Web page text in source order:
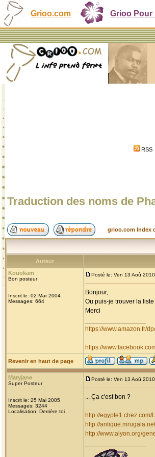
Grioo.com Grioo Pour
RSS
Traduction des noms de
grioo.com Index
Auteur
Kouokam
Bon posteur
Inscrit le: 02 Mar 2004
Messages: 664
Posté le: Ven 13 Aoû
Bonjour,
Ou puis-je trouver la
Merci
https://www.amazon.fr/
https://
Revenir en haut de page
Maryjane
Super Posteur
Inscrit le: 25 Mai 2005
Messages: 3244
Localisation: Derrière toi
Posté le: Ven 13 Aoû
... Ça c'est bon ?
http://egypte1.chez.com/
http://
http://www.alyon.org/